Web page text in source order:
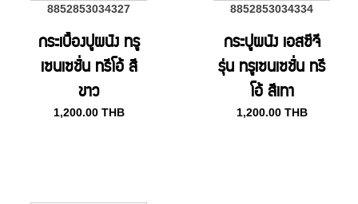
8852853034327
กระเบื้องปูผนัง ทรู
เซนเซชั่น ทรีโอ้ สี
ขาว
1,200.00 THB
8852853034334
กระปูผนัง เอสซีจี
รุ่น ทรูเซนเซชั่น ทรี
โอ้ สีเทา
1,200.00 THB